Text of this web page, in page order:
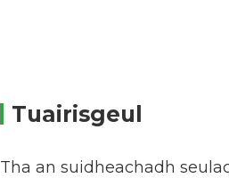
Tuairisgeul
Tha an suidheachadh